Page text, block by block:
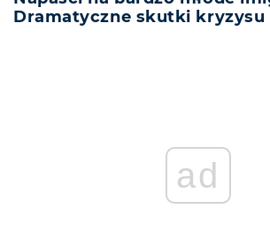
Dramatyczne skutki kryzysu
ad